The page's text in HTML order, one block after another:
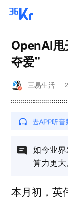
OpenAI甩
夺爱”
三易生活
如今业
算力更大。
本月初，英